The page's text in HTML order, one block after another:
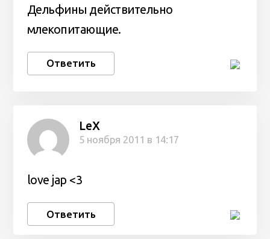
Дельфины действительно
млекопитающие.
Ответить
LeX
5 ноября 2011 в 14:17
love jap <3
Ответить